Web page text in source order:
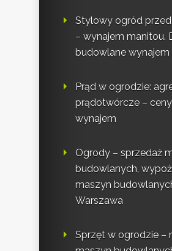
Stylowy ogród
– wynajem manitou.
budowlane wynajem
Prąd w ogrodzie:
prądotwórcze – ceny
wynajem
Ogrody – sprzedaż
budowlanych,
maszyn
Warszawa
Sprzęt w ogrodzie –